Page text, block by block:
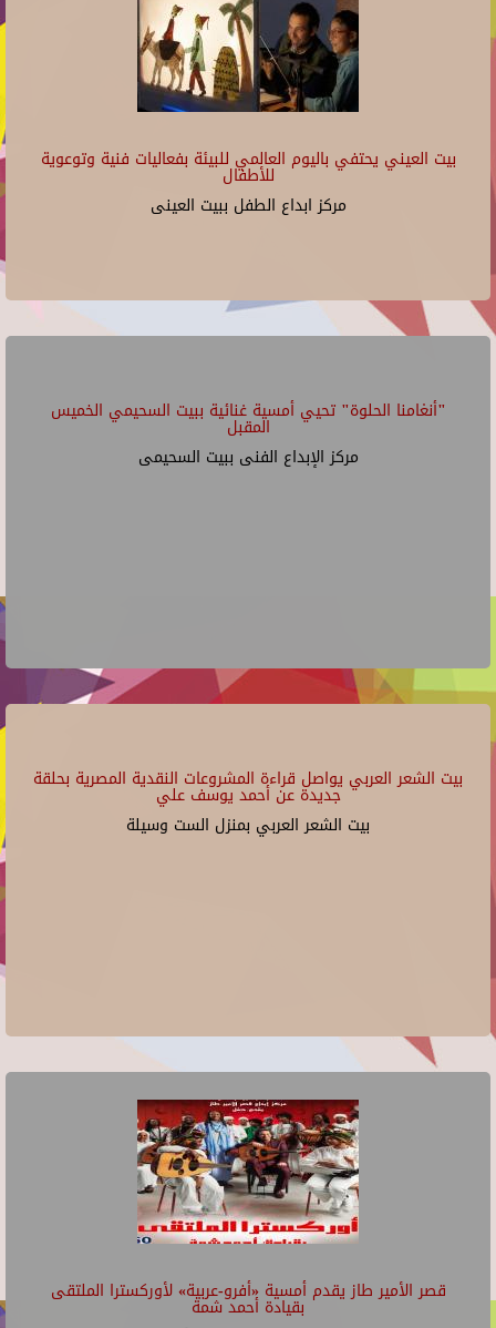
بيت العيني يحتفي باليوم العالمي للبيئة بفعاليات فنية وتوعوية
للأطفال
مركز ابداع الطفل ببيت العينى
"أنغامنا الحلوة" تحيي أمسية غنائية ببيت السحيمي الخميس
المقبل
مركز الإبداع الفنى ببيت السحيمى
بيت الشعر العربي يواصل قراءة المشروعات النقدية المصرية بحلقة
جديدة عن أحمد يوسف علي
بيت الشعر العربي بمنزل الست وسيلة
قصر الأمير طاز يقدم أمسية «أفرو-عربية» لأوركسترا الملتقى
بقيادة أحمد شمة